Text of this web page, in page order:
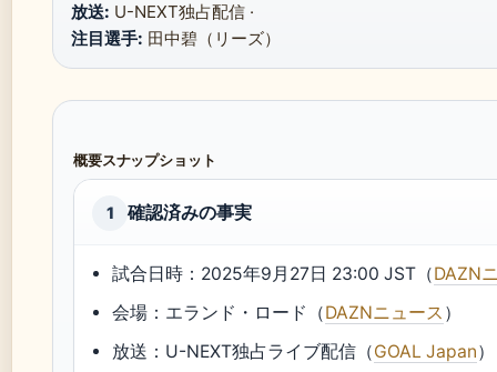
放送: U-NEXT独占配信 ·
注目選手: 田中碧（リーズ）
概要スナップショット
1 確認済みの事実
試合日時：2025年9月27日 23:00 JST（DAZN
会場：エランド・ロード（DAZNニュース ）
放送：U-NEXT独占ライブ配信（GOAL Japan）